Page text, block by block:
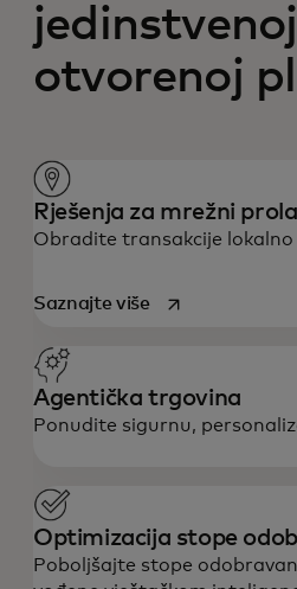
otvorenoj
Rješenja za mrežni
Obradite transakcije
Saznajte višeopens in a new
Agentička trgovina
Ponudite sigurnu,
Optimizacija stope
Poboljšajte stope